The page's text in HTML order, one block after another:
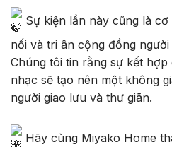
Sự kiện lần này cũng là
nối và tri ân cộng đồng
Chúng tôi tin rằng sự kết hợp
nhạc sẽ tạo nên một không
người giao lưu và thư giãn.
Hãy cùng Miyako Home